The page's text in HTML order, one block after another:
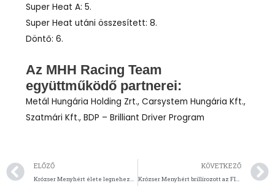
Super Heat A: 5.
Super Heat utáni összesített: 8.
Döntő: 6.
Az MHH Racing Team
együttműködő partnerei:
Metál Hungária Holding Zrt., Carsystem Hungária Kft.,
Szatmári Kft., BDP – Brilliant Driver Program
Előző
ELŐZŐ
Krózser Menyhért élete legnehezebb időmérője
KÖVETKEZŐ
Krózser Menyhért brillírozott az FIA világbajnokságon